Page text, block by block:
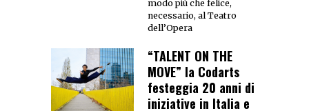
modo più che felice,
necessario, al Teatro
dell’Opera
“TALENT ON THE
MOVE” la Codarts
festeggia 20 anni di
iniziative in Italia e